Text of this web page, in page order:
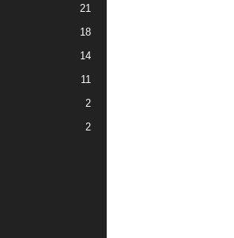
21
18
14
11
2
2